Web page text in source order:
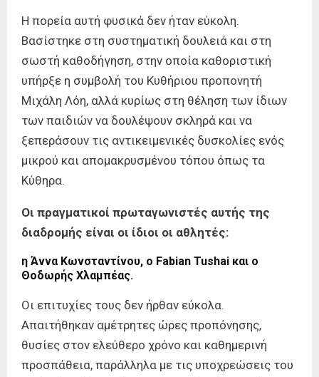
Η πορεία αυτή φυσικά δεν ήταν εύκολη.
Βασίστηκε στη συστηματική δουλειά και στη
σωστή καθοδήγηση, στην οποία καθοριστική
υπήρξε η συμβολή του Κυθήριου προπονητή
Μιχάλη Λόη, αλλά κυρίως στη θέληση των ίδιων
των παιδιών να δουλέψουν σκληρά και να
ξεπεράσουν τις αντικειμενικές δυσκολίες ενός
μικρού και απομακρυσμένου τόπου όπως τα
Κύθηρα.
Οι πραγματικοί πρωταγωνιστές αυτής της
διαδρομής είναι οι ίδιοι οι αθλητές:
η Άννα Κωνσταντίνου, ο Fabian Tushai και ο
Θοδωρής Χλαμπέας.
Οι επιτυχίες τους δεν ήρθαν εύκολα.
Απαιτήθηκαν αμέτρητες ώρες προπόνησης,
θυσίες στον ελεύθερο χρόνο και καθημερινή
προσπάθεια, παράλληλα με τις υποχρεώσεις του